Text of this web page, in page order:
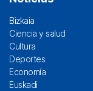
Bizkaia
Ciencia y salud
Cultura
Deportes
Economía
Euskadi